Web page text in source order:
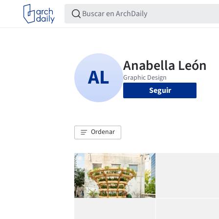
Seguir
Ordenar